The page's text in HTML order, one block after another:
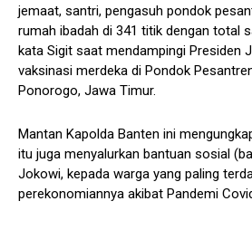
jemaat, santri, pengasuh pondok
rumah ibadah di 341 titik dengan total
kata Sigit saat mendampingi Presiden
vaksinasi merdeka di Pondok
Ponorogo, Jawa Timur.
Mantan Kapolda Banten ini
itu juga menyalurkan bantuan sosial
Jokowi, kepada warga yang paling
perekonomiannya akibat Pandemi